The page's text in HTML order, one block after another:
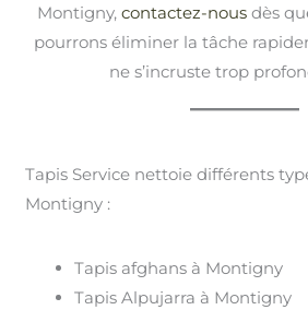
Montigny, contactez-nousdès
pourrons éliminer la tâche
ne s’incruste trop
Tapis Service nettoie différents
Montigny :
Tapis afghans à Montigny
Tapis Alpujarra à Montigny